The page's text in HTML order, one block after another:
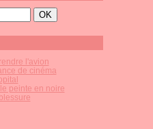
l'avion
de cinéma
peinte en noire